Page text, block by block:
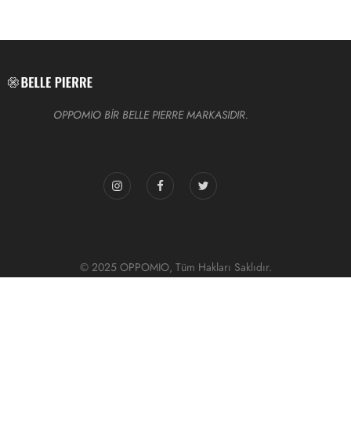
OPPOMIO BİR BELLE PIERRE MARKASIDIR.
© 2025 OPPOMIO, Tüm Hakları Saklıdır.